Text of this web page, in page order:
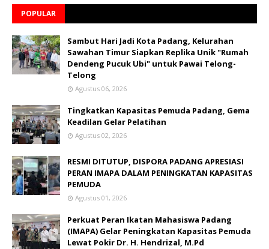
POPULAR
Sambut Hari Jadi Kota Padang, Kelurahan
Sawahan Timur Siapkan Replika Unik "Rumah
Dendeng Pucuk Ubi" untuk Pawai Telong-
Telong
Agustus 06, 2026
Tingkatkan Kapasitas Pemuda Padang, Gema
Keadilan Gelar Pelatihan
Agustus 02, 2026
RESMI DITUTUP, DISPORA PADANG APRESIASI
PERAN IMAPA DALAM PENINGKATAN KAPASITAS
PEMUDA
Agustus 01, 2026
Perkuat Peran Ikatan Mahasiswa Padang
(IMAPA) Gelar Peningkatan Kapasitas Pemuda
Lewat Pokir Dr. H. Hendrizal, M.Pd